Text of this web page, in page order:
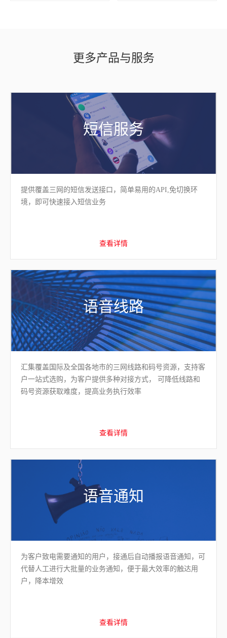
更多产品与服务
短信服务
提供覆盖三网的短信发送接口，简单易用的API,免切换环
境，即可快速接入短信业务
查看详情
语音线路
汇集覆盖国际及全国各地市的三网线路和码号资源，支持客
户一站式选购，为客户提供多种对接方式， 可降低线路和
码号资源获取难度，提高业务执行效率
查看详情
语音通知
为客户致电需要通知的用户，接通后自动播报语音通知，可
代替人工进行大批量的业务通知，便于最大效率的触达用
户，降本增效
查看详情